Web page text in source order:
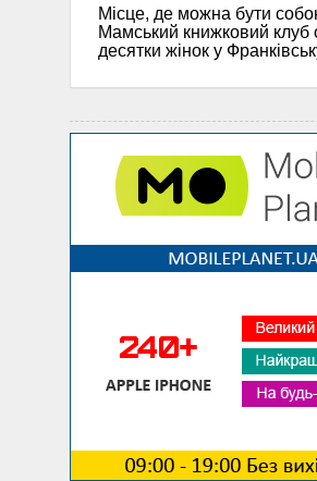
Місце, де можна бути
Мамський книжковий клуб
десятки жінок у